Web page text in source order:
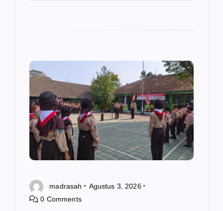
madrasah
Agustus 3, 2026
0 Comments